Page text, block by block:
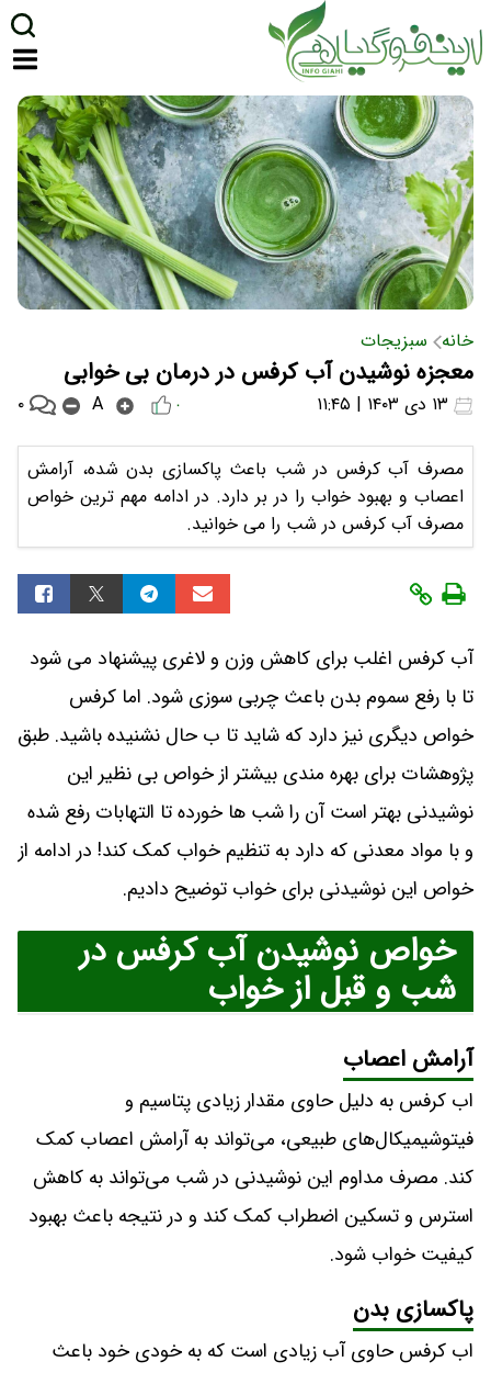
خانه سبزیجات
معجزه نوشیدن آب کرفس در درمان بی خوابی
۰ A ۰
مصرف آب کرفس در شب باعث پاکسازی بدن شده، آرامش
اعصاب و بهبود خواب را در بر دارد. در ادامه مهم ترین خواص
مصرف آب کرفس در شب را می خوانید.
آب کرفس اغلب برای کاهش وزن و لاغری پیشنهاد می شود
تا با رفع سموم بدن باعث چربی سوزی شود. اما کرفس
خواص دیگری نیز دارد که شاید تا ب حال نشنیده باشید. طبق
پژوهشات برای بهره مندی بیشتر از خواص بی نظیر این
نوشیدنی بهتر است آن را شب ها خورده تا التهابات رفع شده
و با مواد معدنی که دارد به تنظیم خواب کمک کند! در ادامه از
خواص این نوشیدنی برای خواب توضیح دادیم.
خواص نوشیدن آب کرفس در
شب و قبل از خواب
آرامش اعصاب
اب کرفس به دلیل حاوی مقدار زیادی پتاسیم و
فیتوشیمیکال‌های طبیعی، می‌تواند به آرامش اعصاب کمک
کند. مصرف مداوم این نوشیدنی در شب می‌تواند به کاهش
استرس و تسکین اضطراب کمک کند و در نتیجه باعث بهبود
کیفیت خواب شود.
پاکسازی بدن
اب کرفس حاوی آب زیادی است که به خودی خود باعث